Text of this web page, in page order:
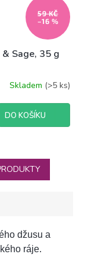
59 KČ
–16 %
Sage, 35 g
Skladem (>5 ks)
DO KOŠÍKU
džusu a
ráje.